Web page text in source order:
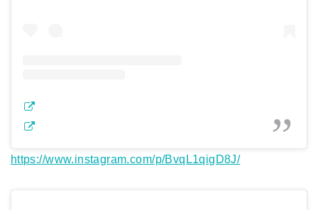
https://www.instagram.com/p/BvqL1qigD8J/